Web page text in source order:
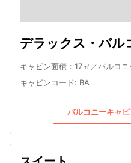
デラックス・バル
キャビン面積：17㎡／バルコ
キャビンコード: BA
バルコニーキャ